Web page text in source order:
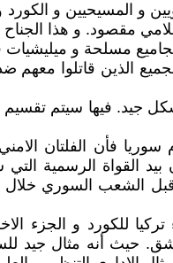
و المسيحيين و
مقصود. و هذا
مسلحة و ميليشيات
الذين قاتلوا
جيد. فيها سيتم
فأن الفلتان
القواة الرسمية
تركيا للكورد و الجزء
حيث أنه مثال جيد